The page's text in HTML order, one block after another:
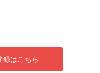
録はこちら